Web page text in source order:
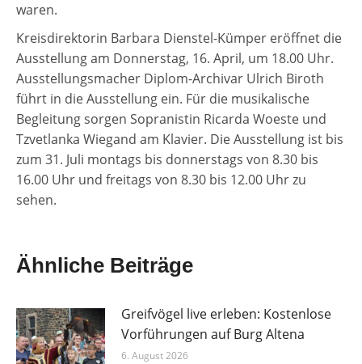
waren.
Kreisdirektorin Barbara Dienstel-Kümper eröffnet die
Ausstellung am Donnerstag, 16. April, um 18.00 Uhr.
Ausstellungsmacher Diplom-Archivar Ulrich Biroth
führt in die Ausstellung ein. Für die musikalische
Begleitung sorgen Sopranistin Ricarda Woeste und
Tzvetlanka Wiegand am Klavier. Die Ausstellung ist bis
zum 31. Juli montags bis donnerstags von 8.30 bis
16.00 Uhr und freitags von 8.30 bis 12.00 Uhr zu
sehen.
Ähnliche Beiträge
Greifvögel live erleben: Kostenlose
Vorführungen auf Burg Altena
6. August 2026